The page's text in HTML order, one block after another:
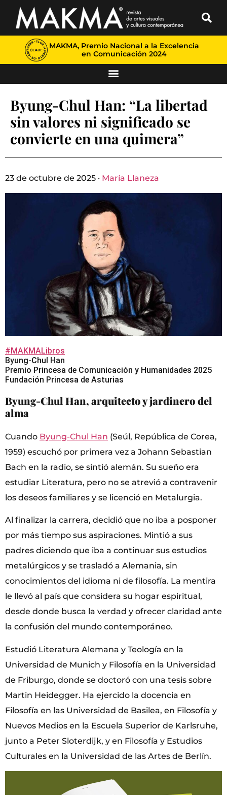
MAKMA, Premio Nacional a la Excelencia
en Comunicación 2024
Byung-Chul Han: “La libertad
sin valores ni significado se
convierte en una quimera”
23 de octubre de 2025 · María Llaneza
#MAKMALibros
Byung-Chul Han
Premio Princesa de Comunicación y Humanidades 2025
Fundación Princesa de Asturias
Byung-Chul Han, arquitecto y jardinero del
alma
Cuando Byung-Chul Han (Seúl, República de Corea,
1959) escuchó por primera vez a Johann Sebastian
Bach en la radio, se sintió alemán. Su sueño era
estudiar Literatura, pero no se atrevió a contravenir
los deseos familiares y se licenció en Metalurgia.
Al finalizar la carrera, decidió que no iba a posponer
por más tiempo sus aspiraciones. Mintió a sus
padres diciendo que iba a continuar sus estudios
metalúrgicos y se trasladó a Alemania, sin
conocimientos del idioma ni de filosofía. La mentira
le llevó al país que considera su hogar espiritual,
desde donde busca la verdad y ofrecer claridad ante
la confusión del mundo contemporáneo.
Estudió Literatura Alemana y Teología en la
Universidad de Munich y Filosofía en la Universidad
de Friburgo, donde se doctoró con una tesis sobre
Martin Heidegger. Ha ejercido la docencia en
Filosofía en las Universidad de Basilea, en Filosofía y
Nuevos Medios en la Escuela Superior de Karlsruhe,
junto a Peter Sloterdijk, y en Filosofía y Estudios
Culturales en la Universidad de las Artes de Berlín.